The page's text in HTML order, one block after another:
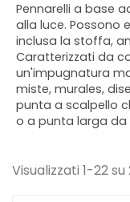
Pennarelli a base
alla luce. Possono
inclusa la stoffa,
Caratterizzati da
un'impugnatura
miste, murales,
punta a scalpello
o a punta larga da
Visualizzati 1-22